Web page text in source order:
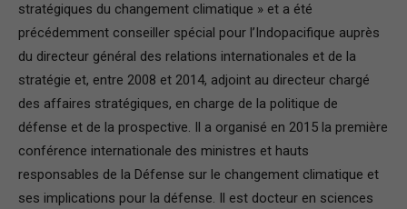
stratégiques du changement climatique » et a été
précédemment conseiller spécial pour l’Indopacifique auprès
du directeur général des relations internationales et de la
stratégie et, entre 2008 et 2014, adjoint au directeur chargé
des affaires stratégiques, en charge de la politique de
défense et de la prospective. Il a organisé en 2015 la première
conférence internationale des ministres et hauts
responsables de la Défense sur le changement climatique et
ses implications pour la défense. Il est docteur en sciences